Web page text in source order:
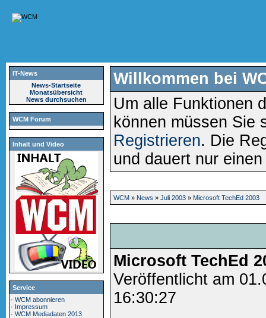
IT-News
News-Startseite
Monatsübersicht
News durchsuchen
WCM Forum
Inhalt und Video
Service
·WCM abonnieren
· Impressum
·WCM Mediadaten 2013
Willkommen bei
Um alle Funktionen
können müssen Sie
Registrieren. Die
und dauert nur
WCM» News » Juli 2003» Microsoft TechEd 2003
Microsoft TechEd
Veröffentlicht am
16:30:27